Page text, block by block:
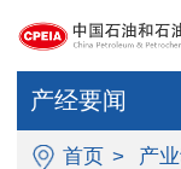
产经要闻
首页 > 产